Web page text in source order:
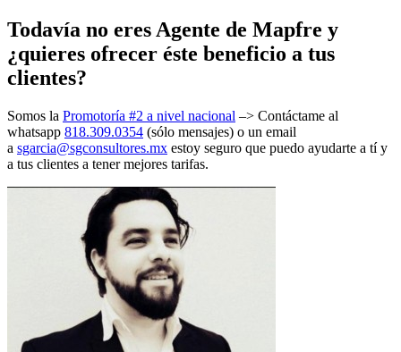
Todavía no eres Agente de Mapfre y
¿quieres ofrecer éste beneficio a tus
clientes?
Somos la Promotoría #2 a nivel nacional –> Contáctame al
whatsapp 818.309.0354 (sólo mensajes) o un email
a sgarcia@sgconsultores.mx estoy seguro que puedo ayudarte a tí y
a tus clientes a tener mejores tarifas.